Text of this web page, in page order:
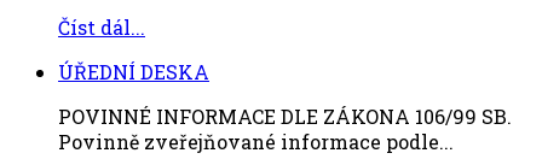
Číst dál...
ÚŘEDNÍ DESKA
POVINNÉ INFORMACE DLE ZÁKONA 106/99 SB.
Povinně zveřejňované informace podle...